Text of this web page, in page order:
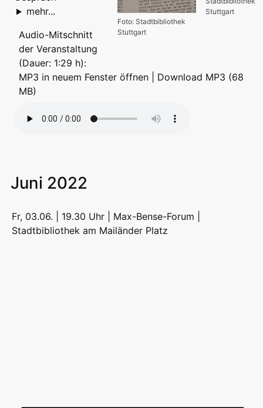
Stuttgart
Foto: Stadtbibliothek
Stuttgart
mehr...
Audio-Mitschnitt
der Veranstaltung
(Dauer: 1:29 h):
MP3 in neuem Fenster öffnen
Download MP3 (68
MB)
Juni 2022
Fr, 03.06. | 19.30 Uhr | Max-Bense-Forum |
Stadtbibliothek am Mailänder Platz